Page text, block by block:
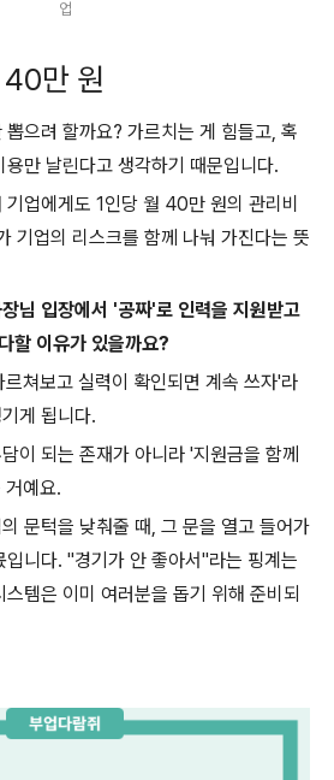
업
만 원
으려 할까요? 가르치는 게 힘들고, 혹
만 날린다고 생각하기 때문입니다.
업에게도 1인당 월 40만 원의 관리비
기업의 리스크를 함께 나눠 가진다는 뜻
님 입장에서 '공짜'로 인력을 지원받고
할 이유가 있을까요?
쳐보고 실력이 확인되면 계속 쓰자'라
게 됩니다.
이 되는 존재가 아니라 '지원금을 함께
거예요.
문턱을 낮춰줄 때, 그 문을 열고 들어가
니다. "경기가 안 좋아서"라는 핑계는
템은 이미 여러분을 돕기 위해 준비되